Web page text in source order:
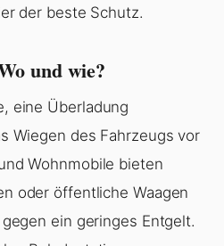
der beste Schutz.
und wie?
eine Überladung
Wiegen des Fahrzeugs vor
Wohnmobile bieten
oder öffentliche Waagen
ein geringes Entgelt.